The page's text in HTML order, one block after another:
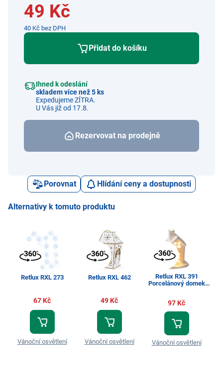
49 Kč
40 Kč bez DPH
Přidat do košíku
Ihned k odeslání
skladem více než 5 ks
Expedujeme ZÍTRA.
U Vás již od 17.8.
Rezervovat na prodejně
Porovnat Hlídání ceny a dostupnosti
Alternativy k tomuto produktu
Retlux RXL 273
67 Kč
Vánoční osvětlení
Retlux RXL 462
49 Kč
Vánoční osvětlení
Retlux RXL 391
Porcelánový domek
97 Kč
Vánoční osvětlení